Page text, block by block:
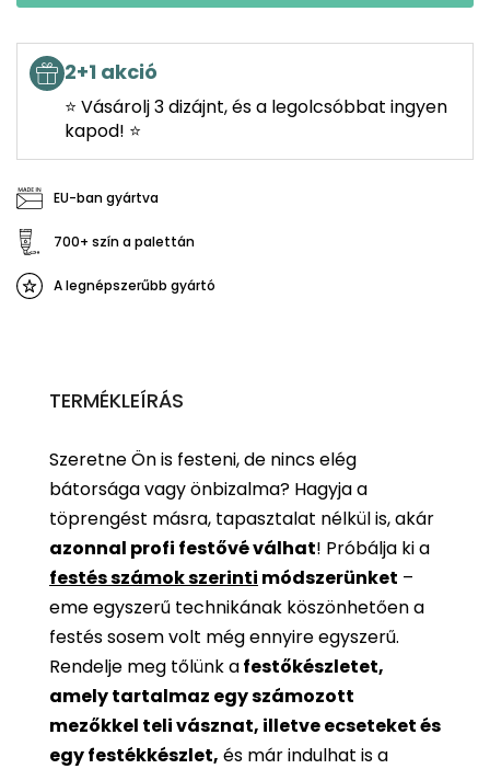
2+1 akció
⭐ Vásárolj 3 dizájnt, és a legolcsóbbat ingyen
kapod! ⭐
EU-ban gyártva
700+ szín a palettán
A legnépszerűbb gyártó
TERMÉKLEÍRÁS
Szeretne Ön is festeni, de nincs elég
bátorsága vagy önbizalma? Hagyja a
töprengést másra, tapasztalat nélkül is, akár
azonnal profi festővé válhat! Próbálja ki a
festés számok szerinti módszerünket –
eme egyszerű technikának köszönhetően a
festés sosem volt még ennyire egyszerű.
Rendelje meg tőlünk afestőkészletet,
amely tartalmaz egy számozott
mezőkkel teli vásznat, illetve ecseteket és
egy festékkészlet, és már indulhat is a